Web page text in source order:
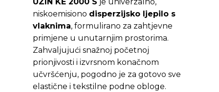
UZIN KE 2000 S je univerzalno,
niskoemisiono disperzijsko ljepilo s
vlaknima, formulirano za zahtjevne
primjene u unutarnjim prostorima.
Zahvaljujući snažnoj početnoj
prionjivosti i izvrsnom konačnom
učvršćenju, pogodno je za gotovo sve
elastične i tekstilne podne obloge.